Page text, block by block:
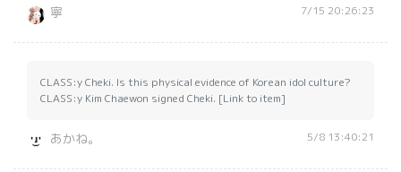
寧 7/15 20:26:23
CLASS:y Cheki. Is this physical evidence of Korean idol culture?
CLASS:y Kim Chaewon signed Cheki. [Link to item]
あかね。 5/8 13:40:21